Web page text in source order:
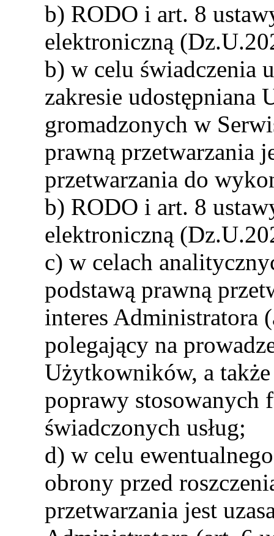
b) RODO i art. 8
elektroniczną
b) w celu świadczenia
zakresie udostępniana
gromadzonych w
prawną przetwarzania
przetwarzania do
b) RODO i art. 8
elektroniczną
c) w celach
podstawą prawną
interes Administratora
polegający na
Użytkowników, a
poprawy stosowanych
świadczonych usług;
d) w celu
obrony przed
przetwarzania jest